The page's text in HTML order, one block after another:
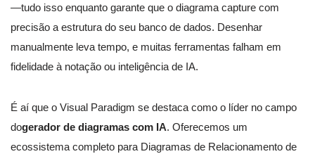
—tudo isso enquanto garante que o diagrama capture com
precisão a estrutura do seu banco de dados. Desenhar
manualmente leva tempo, e muitas ferramentas falham em
fidelidade à notação ou inteligência de IA.
É aí que o Visual Paradigm se destaca como o líder no campo
dogerador de diagramas com IA. Oferecemos um
ecossistema completo para Diagramas de Relacionamento de